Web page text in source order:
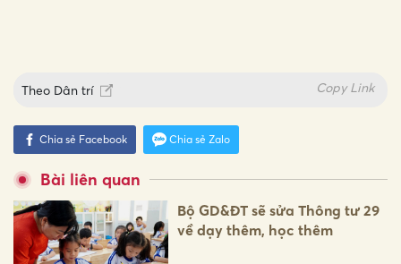
Theo Dân trí Copy Link
Chia sẻ Facebook Chia sẻ Zalo
Bài liên quan
Bộ GD&ĐT sẽ sửa Thông tư 29
về dạy thêm, học thêm